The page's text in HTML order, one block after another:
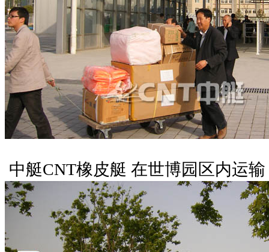
中艇CNT橡皮艇 在世博园区内运输